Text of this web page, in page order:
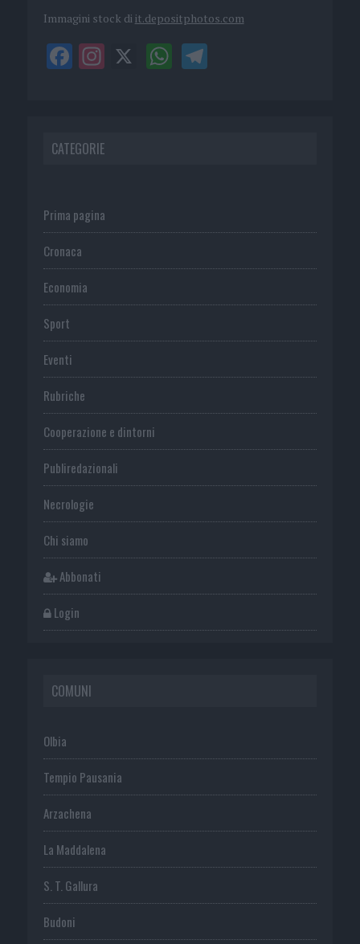
Immagini stock di it.depositphotos.com
CATEGORIE
Prima pagina
Cronaca
Economia
Sport
Eventi
Rubriche
Cooperazione e dintorni
Publiredazionali
Necrologie
Chi siamo
Abbonati
Login
COMUNI
Olbia
Tempio Pausania
Arzachena
La Maddalena
S. T. Gallura
Budoni